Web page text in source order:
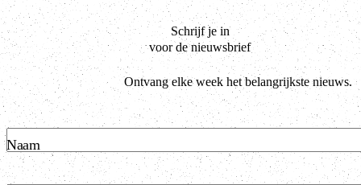
Schrijf je in
voor de nieuwsbrief
Ontvang elke week het belangrijkste nieuws.
Naam